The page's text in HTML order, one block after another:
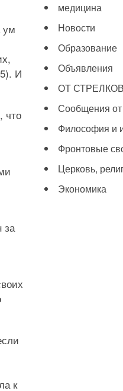
ум
И
что
за
к
медицина
Новости
Образование
Объявления
ОТ
Сообщения
Философия и
Фронтовые
Церковь,
Экономика